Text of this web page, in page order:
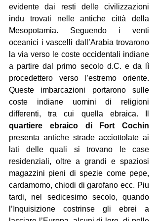
evidente dai resti delle civilizzazioni
indu trovati nelle antiche città della
Mesopotamia. Seguendo i venti
oceanici i vascelli dall’Arabia trovarono
la via verso le coste occidentali indiane
a partire dal primo secolo d.C. e da lì
procedettero verso l’estremo oriente.
Queste imbarcazioni portarono sulle
coste indiane uomini di religioni
quartiere ebraico di Fort Cochin
presenta antiche strade acciottolate ai
lati delle quali si trovano le case
residenziali, oltre a grandi e spaziosi
magazzini pieni di spezie come pepe,
cardamomo, chiodi di garofano ecc. Piu
tardi, nel sedicesimo secolo, quando
l’Inquisizione costrinse gli ebrei a